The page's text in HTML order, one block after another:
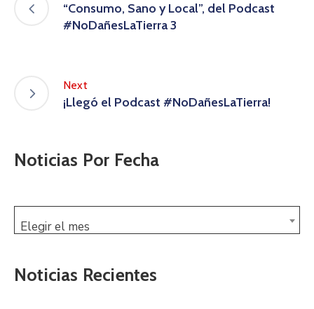
“Consumo, Sano y Local”, del Podcast
#NoDañesLaTierra 3
Next
¡Llegó el Podcast #NoDañesLaTierra!
Noticias Por Fecha
Elegir el mes
Noticias Recientes